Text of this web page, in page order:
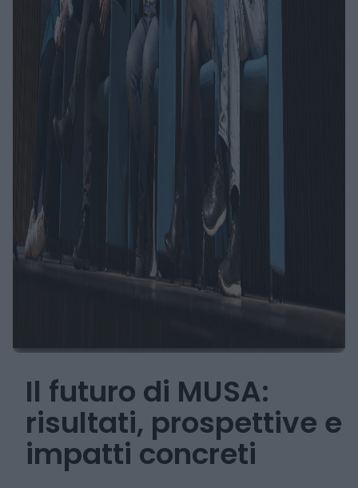
Il futuro di MUSA:
risultati, prospettive e
impatti concreti